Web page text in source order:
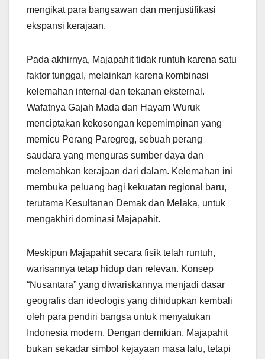
mengikat para bangsawan dan menjustifikasi
ekspansi kerajaan.
Pada akhirnya, Majapahit tidak runtuh karena satu
faktor tunggal, melainkan karena kombinasi
kelemahan internal dan tekanan eksternal.
Wafatnya Gajah Mada dan Hayam Wuruk
menciptakan kekosongan kepemimpinan yang
memicu Perang Paregreg, sebuah perang
saudara yang menguras sumber daya dan
melemahkan kerajaan dari dalam. Kelemahan ini
membuka peluang bagi kekuatan regional baru,
terutama Kesultanan Demak dan Melaka, untuk
mengakhiri dominasi Majapahit.
Meskipun Majapahit secara fisik telah runtuh,
warisannya tetap hidup dan relevan. Konsep
“Nusantara” yang diwariskannya menjadi dasar
geografis dan ideologis yang dihidupkan kembali
oleh para pendiri bangsa untuk menyatukan
Indonesia modern. Dengan demikian, Majapahit
bukan sekadar simbol kejayaan masa lalu, tetapi